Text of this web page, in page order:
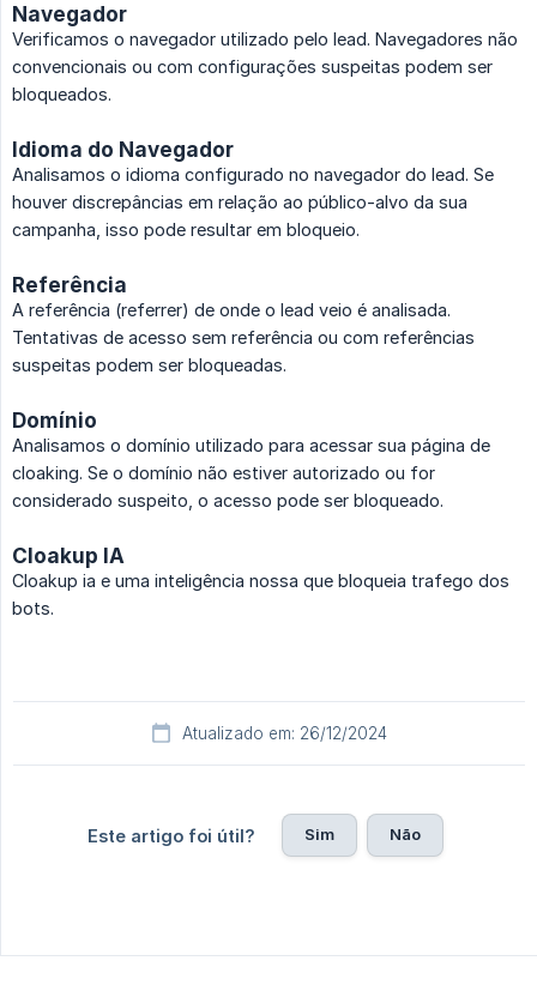
Navegador
Verificamos o navegador utilizado pelo lead. Navegadores não
convencionais ou com configurações suspeitas podem ser
bloqueados.
Idioma do Navegador
Analisamos o idioma configurado no navegador do lead. Se
houver discrepâncias em relação ao público-alvo da sua
campanha, isso pode resultar em bloqueio.
Referência
A referência (referrer) de onde o lead veio é analisada.
Tentativas de acesso sem referência ou com referências
suspeitas podem ser bloqueadas.
Domínio
Analisamos o domínio utilizado para acessar sua página de
cloaking. Se o domínio não estiver autorizado ou for
considerado suspeito, o acesso pode ser bloqueado.
Cloakup IA
Cloakup ia e uma inteligência nossa que bloqueia trafego dos
bots.
Atualizado em: 26/12/2024
Este artigo foi útil? Sim Não